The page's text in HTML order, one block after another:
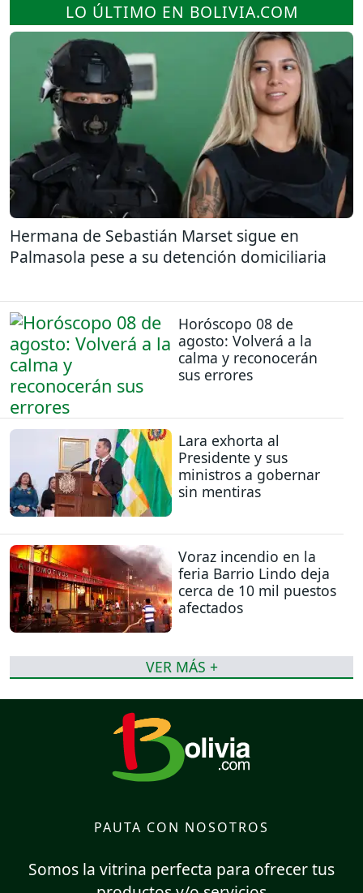
LO ÚLTIMO EN BOLIVIA.COM
Hermana de Sebastián Marset sigue en
Palmasola pese a su detención domiciliaria
Horóscopo 08 de
agosto: Volverá a la
calma y reconocerán
sus errores
Lara exhorta al
Presidente y sus
ministros a gobernar
sin mentiras
Voraz incendio en la
feria Barrio Lindo deja
cerca de 10 mil puestos
afectados
VER MÁS +
PAUTA CON NOSOTROS
Somos la vitrina perfecta para ofrecer tus